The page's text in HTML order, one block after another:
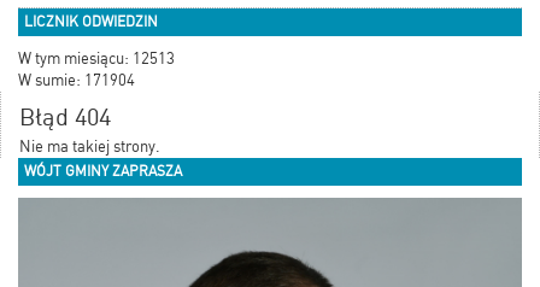
LICZNIK ODWIEDZIN
W tym miesiącu: 12513
W sumie: 171904
Błąd 404
Nie ma takiej strony.
WÓJT GMINY ZAPRASZA